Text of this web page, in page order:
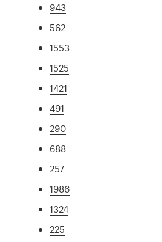
943
562
1553
1525
1421
491
290
688
257
1986
1324
225